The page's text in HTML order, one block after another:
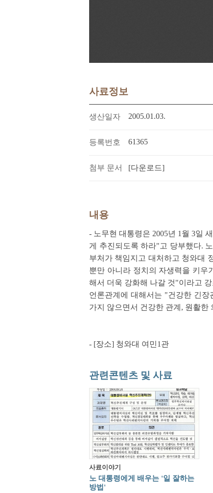
사료정보
생산일자 2005.01.03.
등록번호 61365
첨부 문서 [다운로드]
내용
- 노무현 대통령은 2005년 1월 3일
게 추진되도록 하라"고 당부했다.
부처가 책임지고 대처하고 청와대
뿐만 아니라 정치의 자생력을 키우
해서 더욱 강화해 나갈 것"이라고
언론관계에 대해서는 "건강한 긴
가지 않으면서 건강한 관계, 원활
- [장소] 청와대 여민1관
관련콘텐츠 및 사료
사료이야기
노 대통령에게 배우는 '일 잘하는
방법'